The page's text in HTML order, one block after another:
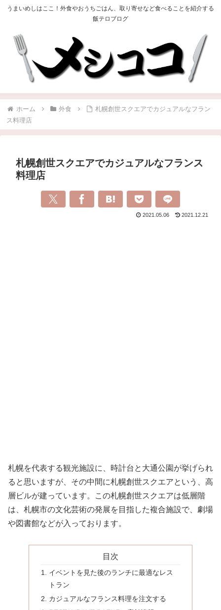
うまいめしはここ！外食やおうちごはん、取り寄せなど食べることを紹介する
飯テロブログ
ホーム 外食
札幌創世スクエアでカジュアルなフラン
ス料理店
札幌創世スクエアでカジュアルなフランス
料理店
2021.05.06 2021.12.21
札幌を代表する観光施設に、時計台と大通公園が挙げられ
ると思いますが、その中間に札幌創世スクエアという、高
層ビルが建っています。この札幌創世スクエアは低層階
は、札幌市の文化芸術の発展を目指した複合施設で、劇場
や図書館などが入っております。
目次
イベントを見た後のランチに最適なレス
トラン
カジュアルなフランス料理を注文する